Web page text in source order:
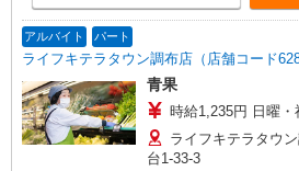
アルバイト パート
ライフキテラタウン調布店（店舗コード628
青果
時給
ライフキテラタウ
台1-33-3